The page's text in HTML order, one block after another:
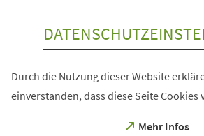
Durch die Nutzung dieser Website
einverstanden, dass diese Seite Cookies
Mehr Infos
(Öffnet